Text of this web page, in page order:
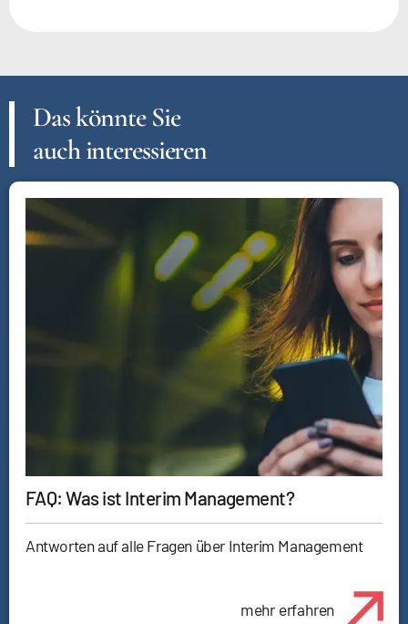
Das könnte Sie
auch interessieren
FAQ: Was ist Interim Management?
Antworten auf alle Fragen über Interim Management
mehr erfahren